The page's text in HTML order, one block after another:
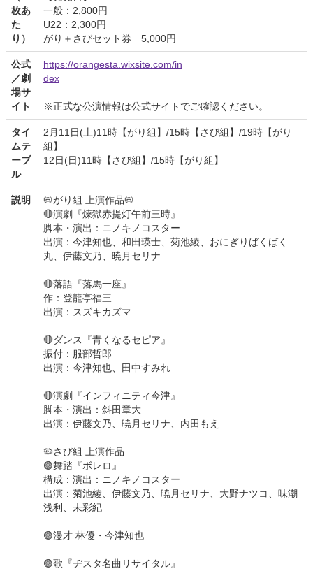
枚あ
た
り）
一般：2,800円
U22：2,300円
がり＋さびセット券 5,000円
公式
／劇
場サ
イト
https://orangesta.wixsite.com/in
dex
※正式な公演情報は公式サイトでご確認ください。
タイ
ムテ
ーブ
ル
2月11日(土)11時【がり組】/15時【さび組】/19時【がり
組】
12日(日)11時【さび組】/15時【がり組】
説明
📛がり組 上演作品📛
🔴演劇『煉獄赤提灯午前三時』
脚本・演出：ニノキノコスター
出演：今津知也、和田瑛士、菊池綾、おにぎりばくばく
丸、伊藤文乃、暁月セリナ
🔴落語『落馬一座』
作：登龍亭福三
出演：スズキカズマ
🔴ダンス『青くなるセピア』
振付：服部哲郎
出演：今津知也、田中すみれ
🔴演劇『インフィニティ今津』
脚本・演出：斜田章大
出演：伊藤文乃、暁月セリナ、内田もえ
🦠さび組 上演作品
🟢舞踏『ボレロ』
構成：演出：ニノキノコスター
出演：菊池綾、伊藤文乃、暁月セリナ、大野ナツコ、味潮
浅利、未彩紀
🟢漫才 林優・今津知也
🟢歌『ヂスタ名曲リサイタル』